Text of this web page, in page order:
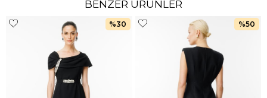
BENZER ÜRÜNLER
%30 %50